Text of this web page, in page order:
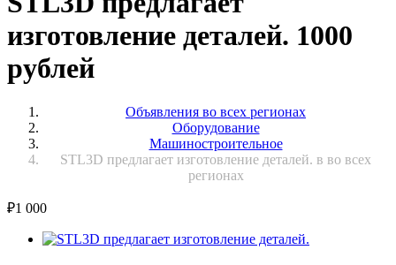
изготовление деталей. 1000
рублей
Объявления во всех регионах
Оборудование
Машиностроительное
STL3D предлагает изготовление деталей. в во всех
регионах
₽1 000